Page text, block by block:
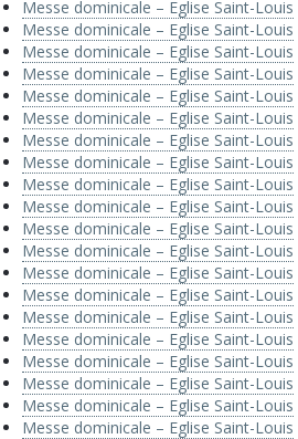
Messe dominicale – Eglise Saint-Louis
Messe dominicale – Eglise Saint-Louis
Messe dominicale – Eglise Saint-Louis
Messe dominicale – Eglise Saint-Louis
Messe dominicale – Eglise Saint-Louis
Messe dominicale – Eglise Saint-Louis
Messe dominicale – Eglise Saint-Louis
Messe dominicale – Eglise Saint-Louis
Messe dominicale – Eglise Saint-Louis
Messe dominicale – Eglise Saint-Louis
Messe dominicale – Eglise Saint-Louis
Messe dominicale – Eglise Saint-Louis
Messe dominicale – Eglise Saint-Louis
Messe dominicale – Eglise Saint-Louis
Messe dominicale – Eglise Saint-Louis
Messe dominicale – Eglise Saint-Louis
Messe dominicale – Eglise Saint-Louis
Messe dominicale – Eglise Saint-Louis
Messe dominicale – Eglise Saint-Louis
Messe dominicale – Eglise Saint-Louis